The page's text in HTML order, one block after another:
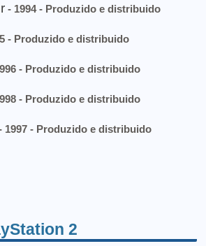
- 1994 - Produzido e distribuido
- Produzido e distribuido
- Produzido e distribuido
- Produzido e distribuido
1997 - Produzido e distribuido
2